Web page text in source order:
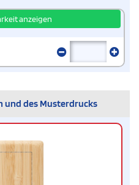
anzeigen
und des Musterdrucks